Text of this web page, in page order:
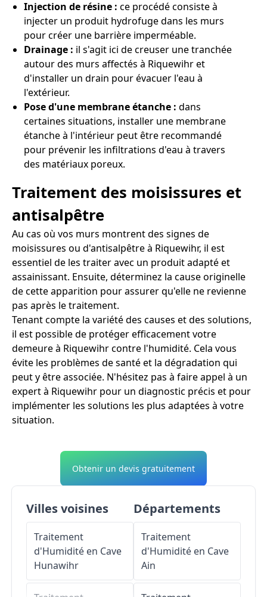
Injection de résine : ce procédé consiste à
injecter un produit hydrofuge dans les murs
pour créer une barrière imperméable.
Drainage : il s'agit ici de creuser une tranchée
autour des murs affectés à Riquewihr et
d'installer un drain pour évacuer l'eau à
l'extérieur.
Pose d'une membrane étanche : dans
certaines situations, installer une membrane
étanche à l'intérieur peut être recommandé
pour prévenir les infiltrations d'eau à travers
des matériaux poreux.
Traitement des moisissures et
antisalpêtre
Au cas où vos murs montrent des signes de
moisissures ou d'antisalpêtre à Riquewihr, il est
essentiel de les traiter avec un produit adapté et
assainissant. Ensuite, déterminez la cause originelle
de cette apparition pour assurer qu'elle ne revienne
pas après le traitement.
Tenant compte la variété des causes et des solutions,
il est possible de protéger efficacement votre
demeure à Riquewihr contre l'humidité. Cela vous
évite les problèmes de santé et la dégradation qui
peut y être associée. N'hésitez pas à faire appel à un
expert à Riquewihr pour un diagnostic précis et pour
implémenter les solutions les plus adaptées à votre
situation.
Obtenir un devis gratuitement
Villes voisines
Traitement
d'Humidité en Cave
Hunawihr
Départements
Traitement
d'Humidité en Cave
Ain